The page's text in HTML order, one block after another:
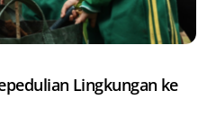
Lingkungan ke